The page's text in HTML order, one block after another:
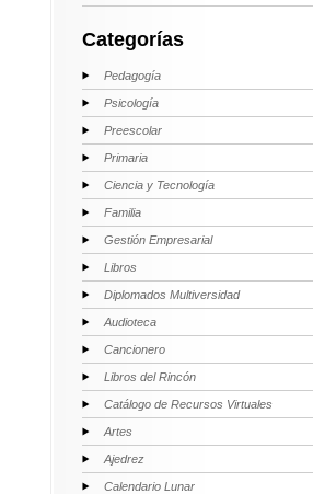
Categorías
Pedagogía
Psicología
Preescolar
Primaria
Ciencia y Tecnología
Familia
Gestión Empresarial
Libros
Diplomados Multiversidad
Audioteca
Cancionero
Libros del Rincón
Catálogo de Recursos Virtuales
Artes
Ajedrez
Calendario Lunar